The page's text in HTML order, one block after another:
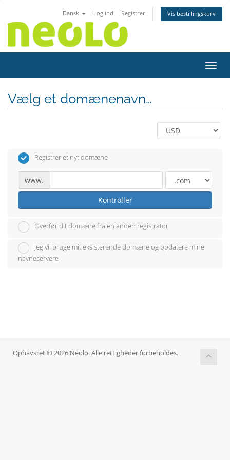
Dansk Log ind Registrer Vis bestillingskurv
Skift
Vælg et domænenavn…
Registrer et nyt domæne
www.
Kontroller
Overfør dit domæne fra en anden registrator
Jeg vil bruge mit eksisterende domæne og opdatere mine
navneservere
Ophavsret © 2026 Neolo. Alle rettigheder forbeholdes.